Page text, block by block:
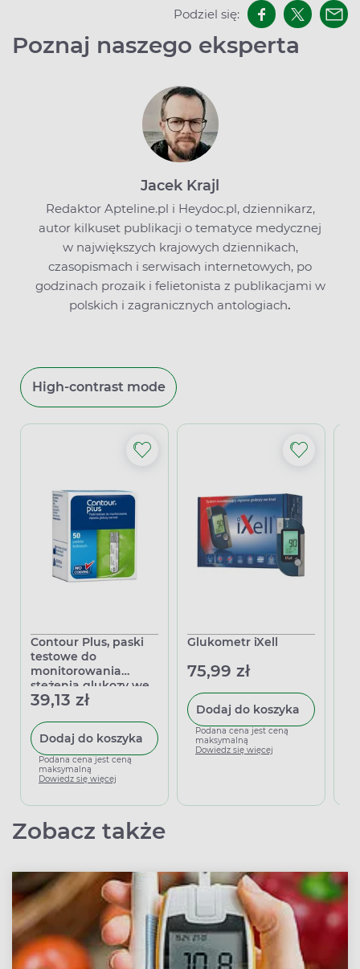
Podziel się:
Poznaj naszego eksperta
Jacek Krajl
Redaktor Apteline.pl i Heydoc.pl, dziennikarz,
autor kilkuset publikacji o tematyce medycznej
w największych krajowych dziennikach,
czasopismach i serwisach internetowych, po
godzinach prozaik i felietonista z publikacjami w
polskich i zagranicznych antologiach.
High-contrast mode
Contour Plus, paski
testowe do
monitorowania
stężenia glukozy we
krwi, 50 sztuk
39,13 zł
Dodaj do koszyka
Podana cena jest ceną
maksymalną
Dowiedz się więcej
Glukometr iXell
75,99 zł
Dodaj do koszyka
Podana cena jest ceną
maksymalną
Dowiedz się więcej
Zobacz także